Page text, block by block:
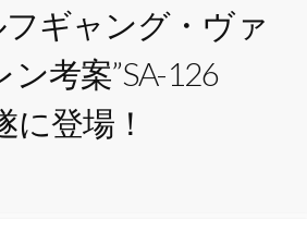
フギャング・ヴァ
考案”SA-126
に登場！